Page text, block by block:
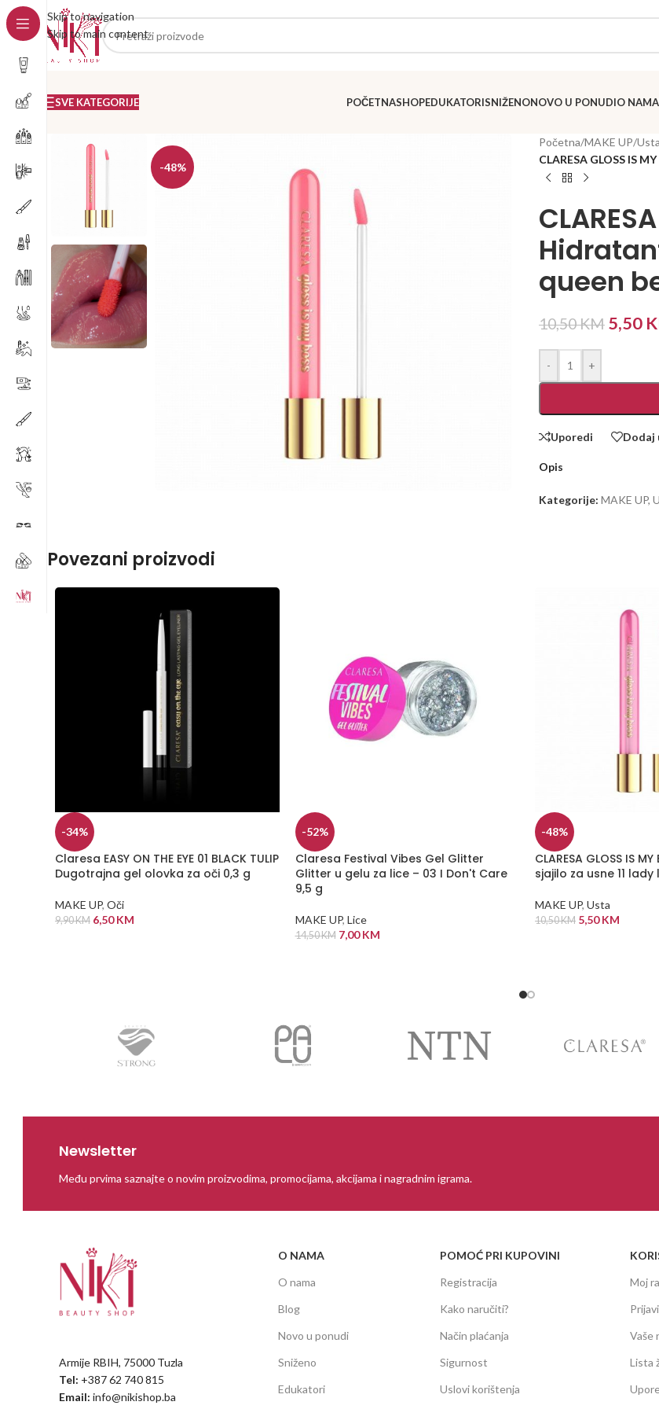
Skip to navigation
Skip to main content
SVE KATEGORIJE POČETNASHOPEDUKATORISNIŽENONOVO U PONUDIO NAMA
-48%
Početna/MAKE UP/Usta
CLARESA GLOSS IS
queen
10,50KM 5,50
- +
Uporedi Dodaj
Opis
Kategorije: MAKE UP,
Povezani proizvodi
-34%
Claresa EASY ON THE EYE 01 BLACK TULIP
Dugotrajna gel olovka za oči 0,3 g
MAKE UP, Oči
9,90KM 6,50KM
-52%
Claresa Festival Vibes Gel Glitter
Glitter u gelu za lice – 03 I Don't Care
9,5 g
MAKE UP, Lice
14,50KM 7,00KM
-48%
CLARESA GLOSS IS
sjajilo za usne 11
MAKE UP, Usta
10,50KM 5,50KM
Newsletter
Među prvima saznajte o novim proizvodima, promocijama, akcijama i nagradnim igrama.
Armije RBIH, 75000 Tuzla
Tel: +387 62 740 815
Email: info@nikishop.ba
O NAMA
O nama
Blog
Novo u ponudi
Sniženo
Edukatori
POMOĆ PRI KUPOVINI
Registracija
Kako naručiti?
Način plaćanja
Sigurnost
Uslovi korištenja
Moj
Vaše
Lista